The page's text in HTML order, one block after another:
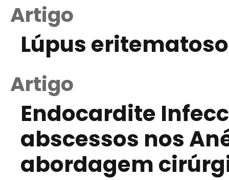
Artigo
Lúpus
Artigo
Endocardite
abscessos nos
abordagem